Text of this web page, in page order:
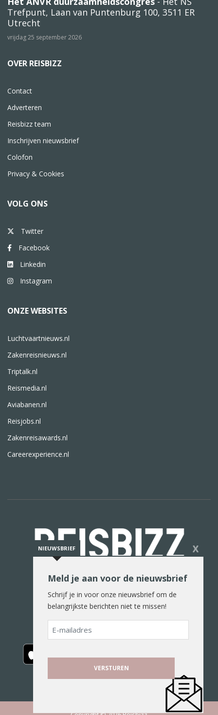
Trefpunt, Laan van Puntenburg 100, 3511 ER
Utrecht
vrijdag 25 september 2026
OVER REISBIZZ
Contact
Adverteren
Reisbizz team
Inschrijven nieuwsbrief
Colofon
Privacy & Cookies
VOLG ONS
Twitter
Facebook
Linkedin
Instagram
ONZE WEBSITES
Luchtvaartnieuws.nl
Zakenreisnieuws.nl
Triptalk.nl
Reismedia.nl
Aviabanen.nl
Reisjobs.nl
Zakenreisawards.nl
Careerexperience.nl
De reiswereld in woord en beeld
NIEUWSBRIEF X
Meld je aan voor de nieuwsbrief
Schrijf je in voor onze nieuwsbrief om de
belangrijkste berichten niet te missen!
E-
mailadres